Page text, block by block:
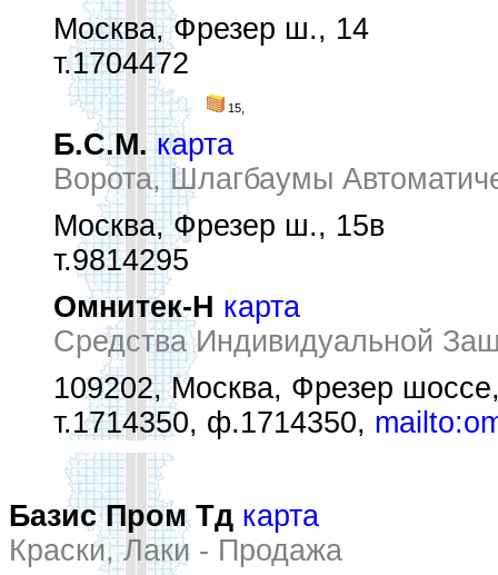
Москва, Фрезер ш., 14
т.1704472
15,
Б.С.М. карта
Ворота, Шлагбаумы
Москва, Фрезер ш., 15в
т.9814295
Омнитек-Н карта
Средства Индивидуальной
109202, Москва, Фрезер
т.1714350, ф.1714350,
Базис Пром Тд карта
Краски, Лаки - Продажа